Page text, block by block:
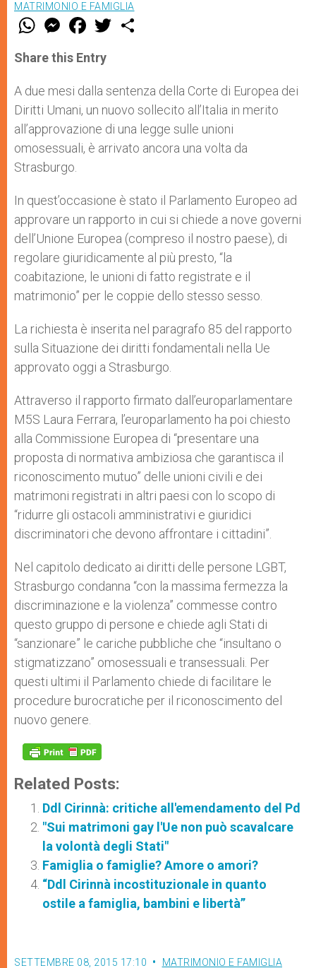
MATRIMONIO E FAMIGLIA
W
t
s
p
p
M
e
s
e
g
e
r
F
a
e
b
o
k
w
r
Share this Entry
A due mesi dalla sentenza della Corte di Europea dei
Diritti Umani, un nuovo sollecito all’Italia in merito
all’approvazione di una legge sulle unioni
omosessuali, è arrivato ancora una volta da
Strasburgo.
In quest’occasione è stato il Parlamento Europeo ad
approvare un rapporto in cui si chiede a nove governi
dell’Unione Europea (compreso il nostro paese), di
regolare giuridicamente al più presto, “la
coabitazione, le unioni di fatto registrate e il
matrimonio” per le coppie dello stesso sesso.
La richiesta è inserita nel paragrafo 85 del rapporto
sulla Situazione dei diritti fondamentali nella Ue
approvato oggi a Strasburgo.
Attraverso il rapporto firmato dall’europarlamentare
M5S Laura Ferrara, l’europarlamento ha poi chiesto
alla Commissione Europea di “presentare una
proposta di normativa ambiziosa che garantisca il
riconoscimento mutuo” delle unioni civili e dei
matrimoni registrati in altri paesi con lo scopo di
“ridurre gli ostacoli amministrativi e giuridici
discriminatori che devono affrontare i cittadini”.
Nel capitolo dedicato ai diritti delle persone LGBT,
Strasburgo condanna “con la massima fermezza la
discriminazione e la violenza” commesse contro
questo gruppo di persone e chiede agli Stati di
“sanzionare” le cariche pubbliche che “insultano o
stigmatizzano” omosessuali e transessuali. Per
questi ultimi il Parlamento chiede di facilitare le
procedure burocratiche per il riconoscimento del
nuovo genere.
Related Posts:
Ddl Cirinnà: critiche all'emendamento del Pd
"Sui matrimoni gay l'Ue non può scavalcare
la volontà degli Stati"
Famiglia o famiglie? Amore o amori?
“Ddl Cirinnà incostituzionale in quanto
ostile a famiglia, bambini e libertà”
SETTEMBRE 08, 2015 17:10 MATRIMONIO E FAMIGLIA